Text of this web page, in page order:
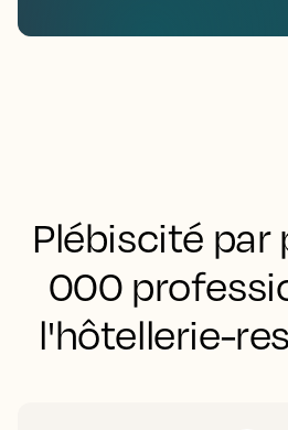
Plébiscité par
000
l'hôtellerie-